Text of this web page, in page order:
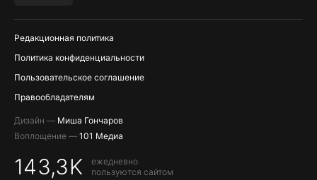
Редакционная политика
Политика конфиденциальности
Пользовательское соглашение
Правообладателям
Дизайн — Миша Гончаров
Воплощение — 101 Медиа
143,3K
ежедневно
пользуются сайтом